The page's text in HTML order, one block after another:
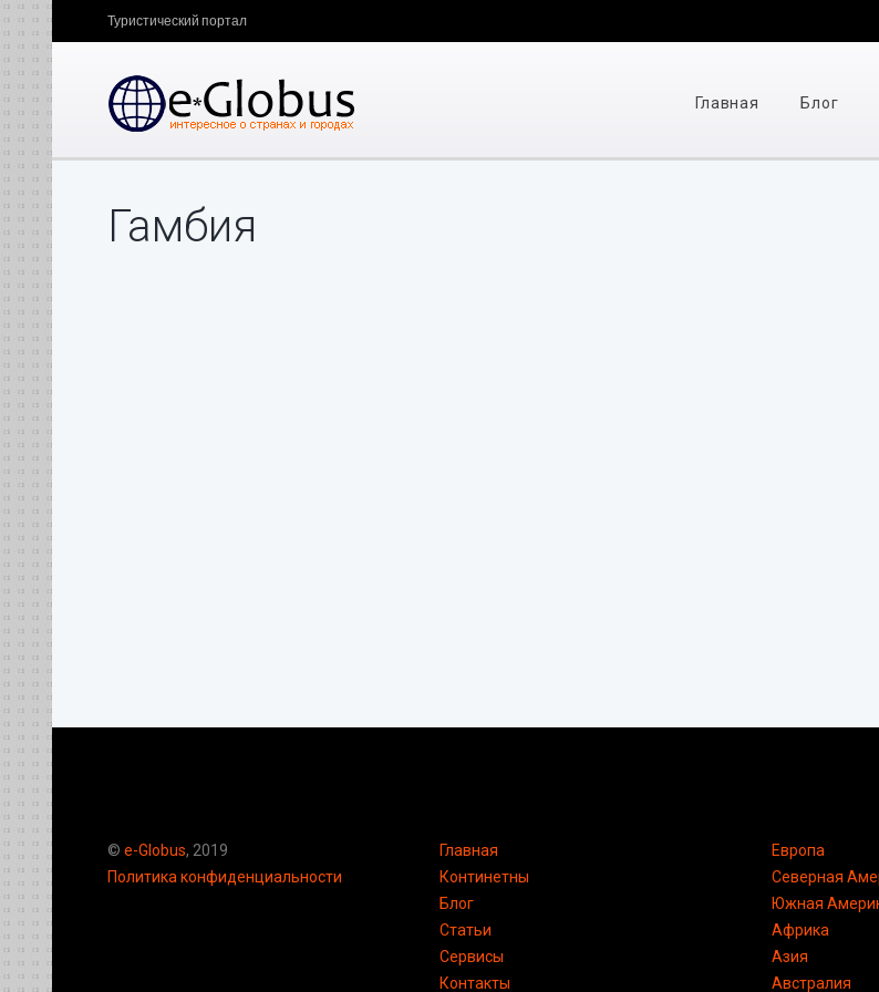
Туристический портал
Главная Блог
Гамбия
© e-Globus, 2019
Политика конфиденциальности
Главная
Континетны
Блог
Статьи
Сервисы
Контакты
Европа
Северная
Южная
Африка
Азия
Австралия